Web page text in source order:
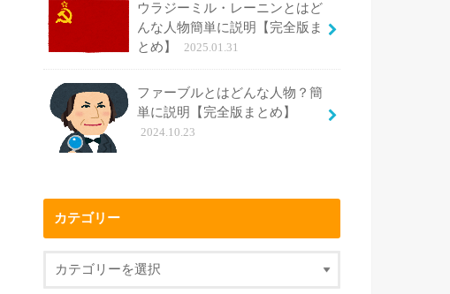
ウラジーミル・レーニンとはど
んな人物簡単に説明【完全版ま
とめ】
2025.01.31
ファーブルとはどんな人物？簡
単に説明【完全版まとめ】
2024.10.23
カテゴリー